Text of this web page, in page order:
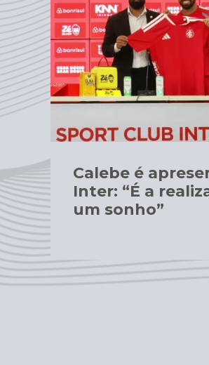
Calebe é
Inter: “É a
um sonho”